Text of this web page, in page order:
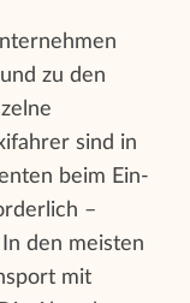
zu den
sind in
beim Ein-
–
den meisten
mit